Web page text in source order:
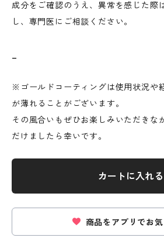
成分をご確認のうえ、異常を感じた際
し、専門医にご相談ください。
※ゴールドコーティングは使用状況や
が薄れることがございます。
その風合いもぜひお楽しみいただきな
だけましたら幸いです。
カートに入れる
商品をアプリでお気